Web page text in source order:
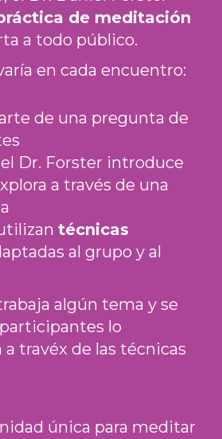
de meditación
a todo público.
en cada encuentro:
de una pregunta de
el Dr. Forster introduce
a través de una
técnicas
al grupo y al
algún tema y se
lo
travéx de las técnicas
única para meditar